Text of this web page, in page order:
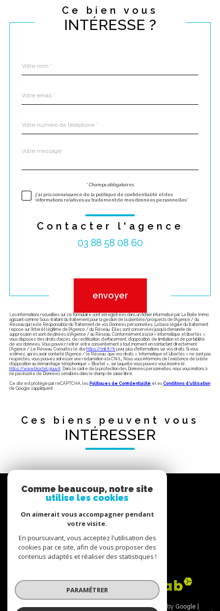
Ce bien vous
INTÉRESSE ?
par
*
*
*
Fieldset
Message
*
* Champs obligatoires
j'ai pris connaissance de la politique de confidentialité et des
informations relatives au traitement de mes données personnelles*
Contacter l'agence
03 88 58 08 60
envoyer
Les informations recueillies sur ce formulaire sont enregistrées dans un fichier informatisé par La Boite Immo
agissant comme Sous-traitant du traitement pour la gestion de la clientèle/prospects de l'Agence / du
Réseau qui reste Responsable du Traitement de vos Données personnelles. La base légale du traitement
repose sur l'intérêt légitime de l'Agence / du Réseau. Elles sont conservées jusqu'à demande de
suppression et sont destinées à l'Agence / au Réseau. Conformément à la loi « informatique et libertés »,
vous disposez des droits d’accès, de rectification, d’effacement, d’opposition, de limitation et de portabilité
de vos données. Vous pouvez retirer votre consentement à tout moment en contactant directement
l’Agence / Le Réseau. Consultez le site https://cnil.fr/fr pour plus d’informations sur vos droits. Si vous
estimez, après avoir contacté l'Agence / le Réseau, que vos droits « Informatique et Libertés » ne sont pas
respectés, vous pouvez adresser une réclamation à la CNIL. Nous vous informons de l’existence de la liste
d'opposition au démarchage téléphonique « Bloctel », sur laquelle vous pouvez vous inscrire ici :
https://www.bloctel.gouv.fr. Dans le cadre de la protection des Données personnelles, nous vous invitons à
ne pas inscrire de Données sensibles dans le champ de saisie libre.
Ce site est protégé par reCAPTCHA, les Politiques de Confidentialité et es Conditions d'utilisation
de Google s'appliquent.
Ces biens peuvent vous
INTÉRESSER
Nous
suivre
Nous
adhérons
© 2026 | Tous droits réservés | Traduction powered by Google |
Comme beaucoup, notre site
utilise les cookies
On aimerait vous accompagner pendant
votre visite.
En poursuivant, vous acceptez l'utilisation des
cookies par ce site, afin de vous proposer des
contenus adaptés et réaliser des statistiques !
PARAMÉTRER